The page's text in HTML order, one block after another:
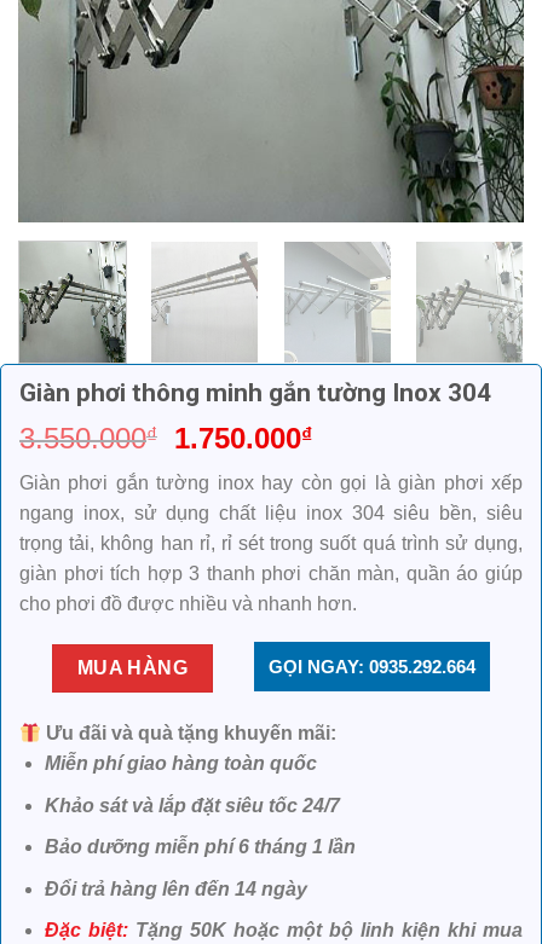
Giàn phơi thông minh gắn tường Inox 304
3.550.000₫
Giá
gốc
là:
3.550.000₫.
1.750.000₫Giá
hiện
tại
là:
1.750.000₫.
Giàn phơi gắn tường inox hay còn gọi là giàn phơi xếp
ngang inox, sử dụng chất liệu inox 304 siêu bền, siêu
trọng tải, không han rỉ, rỉ sét trong suốt quá trình sử dụng,
giàn phơi tích hợp 3 thanh phơi chăn màn, quần áo giúp
cho phơi đồ được nhiều và nhanh hơn.
MUA HÀNG GỌI NGAY: 0935.292.664
Ưu đãi và quà tặng khuyến mãi:
Miễn phí giao hàng toàn quốc
Khảo sát và lắp đặt siêu tốc 24/7
Bảo dưỡng miễn phí 6 tháng 1 lần
Đổi trả hàng lên đến 14 ngày
Đặc biệt:Tặng 50K hoặc một bộ linh kiện khi mua